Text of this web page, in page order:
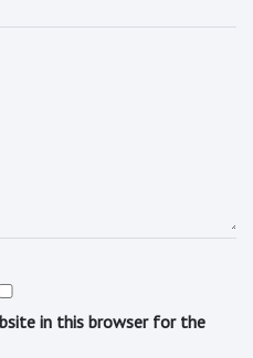
in this browser for the